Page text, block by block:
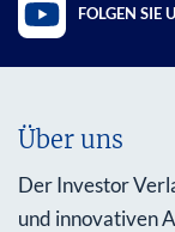
FOLGEN SIE
Über uns
Der Investor
und innovativen